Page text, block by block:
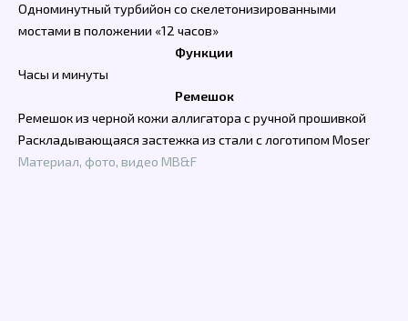
Одноминутный турбийон со скелетонизированными
мостами в положении «12 часов»
Функции
Часы и минуты
Ремешок
Ремешок из черной кожи аллигатора с ручной прошивкой
Раскладывающаяся застежка из стали с логотипом Moser
Материал, фото, видео MB&F